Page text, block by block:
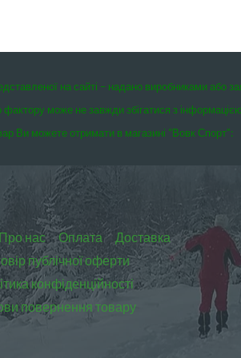
на сайті – надано виробниками або
фактору може не завжди збігатися з
Ви можете отримати в магазині “Вовк Спорт”:
Про нас Оплата
Доставка
публічної оферти
конфіденційності
повернення товару